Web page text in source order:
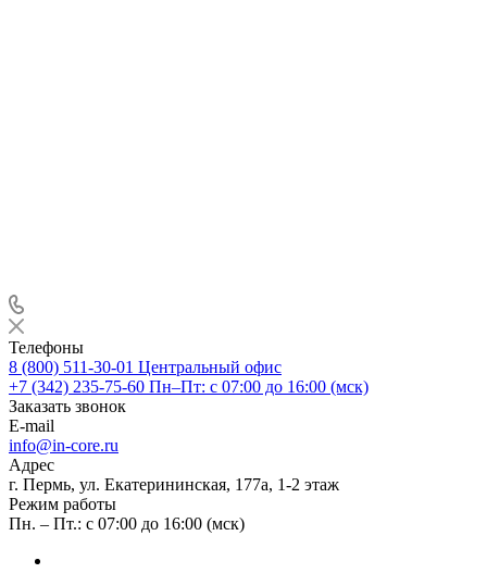
Телефоны
8 (800) 511-30-01 Центральный офис
+7 (342) 235-75-60 Пн–Пт: с 07:00 до 16:00 (мск)
Заказать звонок
E-mail
info@in-core.ru
Адрес
г. Пермь, ул. ​Екатерининская, 177а, ​1-2 этаж
Режим работы
Пн. – Пт.: с 07:00 до 16:00 (мск)